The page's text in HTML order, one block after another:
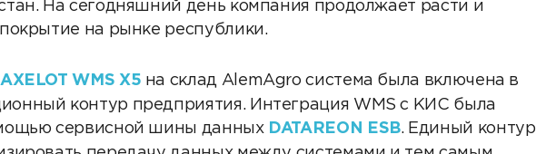
На сегодняшний день компания продолжает расти и
на рынке республики.
AXELOT WMS X5 на склад AlemAgro система была включена в
контур предприятия. Интеграция WMS с КИС была
сервисной шины данных DATAREON ESB. Единый контур